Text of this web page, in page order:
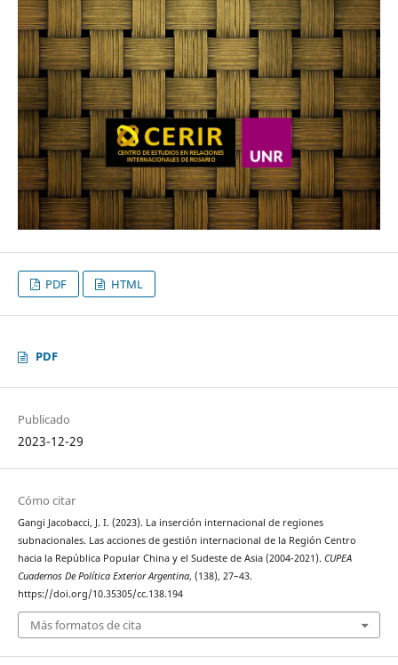
PDF HTML
PDF
Publicado
2023-12-29
Cómo citar
Gangi Jacobacci, J. I. (2023). La inserción internacional de regiones
subnacionales. Las acciones de gestión internacional de la Región Centro
hacia la República Popular China y el Sudeste de Asia (2004-2021). CUPEA
Cuadernos De Política Exterior Argentina, (138), 27–43.
https://doi.org/10.35305/cc.138.194
Más formatos de cita